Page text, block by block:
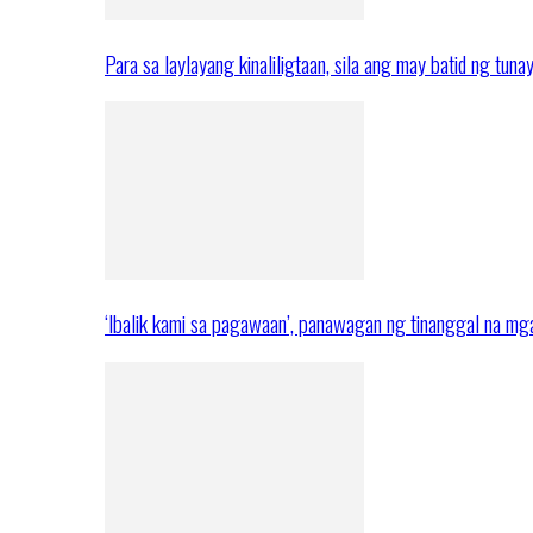
Para sa laylayang kinaliligtaan, sila ang may batid ng
‘Ibalik kami sa pagawaan’, panawagan ng tinanggal na